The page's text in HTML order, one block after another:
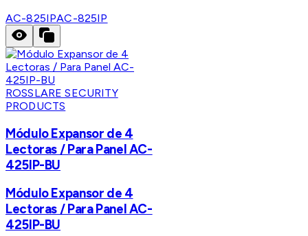
AC-825IPAC-825IP
ROSSLARE SECURITY
PRODUCTS
Módulo Expansor de 4
Lectoras / Para Panel AC-
425IP-BU
Módulo Expansor de 4
Lectoras / Para Panel AC-
425IP-BU